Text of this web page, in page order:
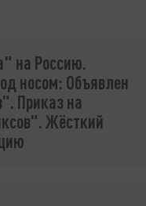
на Россию.
носом: Объявлен
Приказ на
Жёсткий